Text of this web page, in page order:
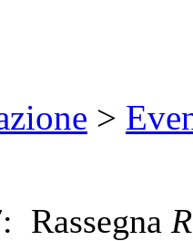
>
Rassegna